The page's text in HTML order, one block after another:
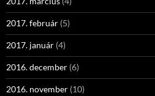
2017. február (5)
2017. január (4)
2016. december (6)
2016. november (10)